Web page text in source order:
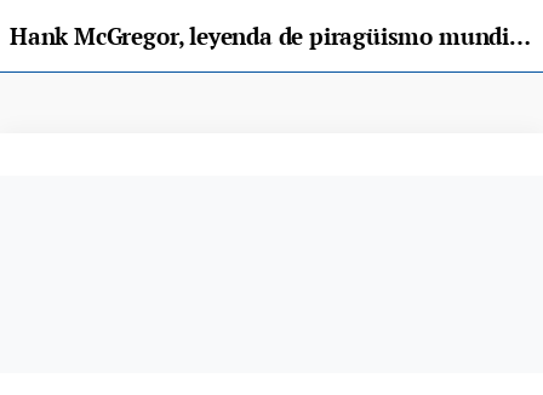
Hank McGregor, leyenda de piragüismo mundial, peleará por coronar el Sella en K1